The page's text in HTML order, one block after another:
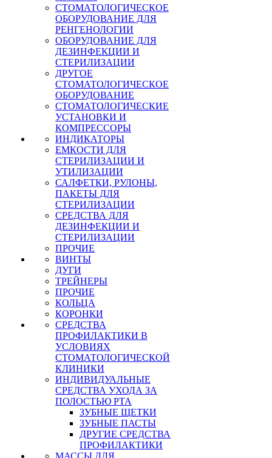
СТОМАТОЛОГИЧЕСКОЕ
ОБОРУДОВАНИЕ ДЛЯ
РЕНГЕНОЛОГИИ
ОБОРУДОВАНИЕ ДЛЯ
ДЕЗИНФЕКЦИИ И
СТЕРИЛИЗАЦИИ
ДРУГОЕ
СТОМАТОЛОГИЧЕСКОЕ
ОБОРУДОВАНИЕ
СТОМАТОЛОГИЧЕСКИЕ
УСТАНОВКИ И
КОМПРЕССОРЫ
ИНДИКАТОРЫ
ЕМКОСТИ ДЛЯ
СТЕРИЛИЗАЦИИ И
УТИЛИЗАЦИИ
САЛФЕТКИ, РУЛОНЫ,
ПАКЕТЫ ДЛЯ
СТЕРИЛИЗАЦИИ
СРЕДСТВА ДЛЯ
ДЕЗИНФЕКЦИИ И
СТЕРИЛИЗАЦИИ
ПРОЧИЕ
ВИНТЫ
ДУГИ
ТРЕЙНЕРЫ
ПРОЧИЕ
КОЛЬЦА
КОРОНКИ
СРЕДСТВА
ПРОФИЛАКТИКИ В
УСЛОВИЯХ
СТОМАТОЛОГИЧЕСКОЙ
КЛИНИКИ
ИНДИВИДУАЛЬНЫЕ
СРЕДСТВА УХОДА ЗА
ПОЛОСТЬЮ РТА
ЗУБНЫЕ ЩЕТКИ
ЗУБНЫЕ ПАСТЫ
ДРУГИЕ СРЕДСТВА
ПРОФИЛАКТИКИ
МАССЫ ДЛЯ